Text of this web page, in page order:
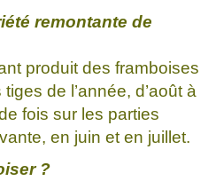
remontante de
produit des framboises
de l’année, d’août à
fois sur les parties
en juin et en juillet.
?